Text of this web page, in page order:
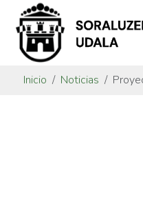
Inicio Noticias